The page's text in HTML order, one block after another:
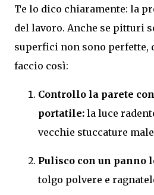
Te lo dico chiaramente: la
del lavoro. Anche se pitturi
superfici non sono perfette,
faccio così:
Controllo la parete
portatile: la luce
vecchie stuccature
Pulisco con un panno
tolgo polvere e